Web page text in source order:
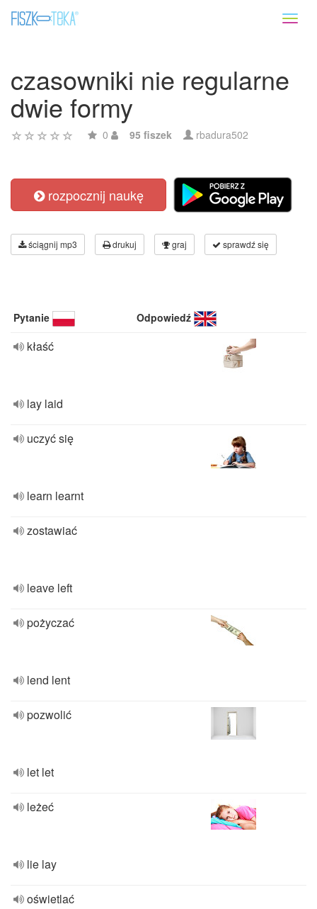
czasowniki nie regularne
dwie formy
0 95 fiszek rbadura502
rozpocznij naukę
ściągnij mp3 drukuj graj sprawdź się
Pytanie Odpowiedź
kłaść
lay laid
uczyć się
learn learnt
zostawiać
leave left
pożyczać
lend lent
pozwolić
let let
leżeć
lie lay
oświetlać